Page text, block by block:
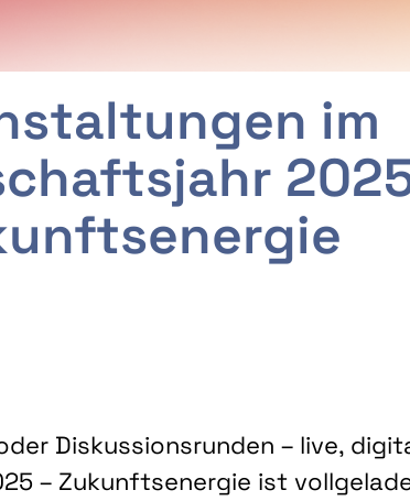
im
Diskussionsrunden – live,
– Zukunftsenergie ist